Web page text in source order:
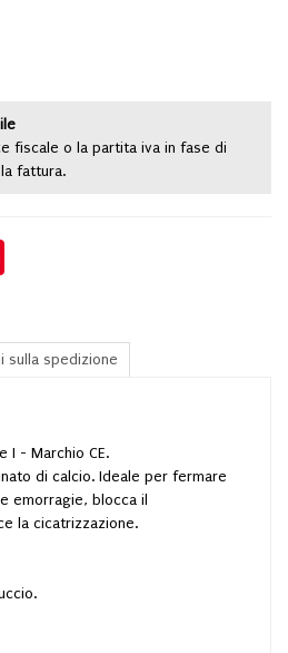
fiscale o la partita iva in fase di
fattura.
sulla spedizione
I - Marchio CE.
di calcio. Ideale per fermare
emorragie, blocca il
la cicatrizzazione.